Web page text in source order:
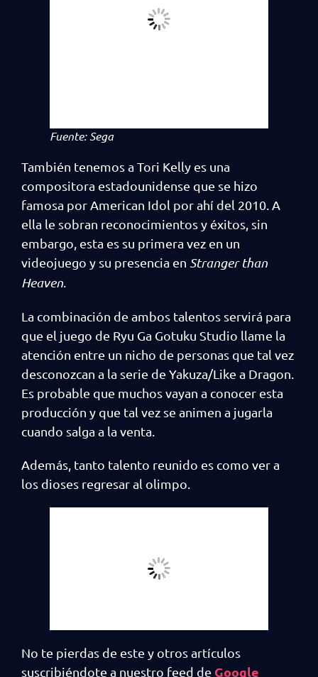
Fuente: Sega
También tenemos a Tori Kelly es una
compositora estadounidense que se hizo
famosa por American Idol por ahí del 2010. A
ella le sobran reconocimientos y éxitos, sin
embargo, esta es su primera vez en un
videojuego y su presencia en Stranger than
Heaven
La combinación de ambos talentos servirá para
que el juego de Ryu Ga Gotuku Studio llame la
atención entre un nicho de personas que tal vez
desconozcan a la serie de Yakuza/Like a Dragon.
Es probable que muchos vayan a conocer esta
producción y que tal vez se animen a jugarla
cuando salga a la venta.
Además, tanto talento reunido es como ver a
los dioses regresar al olimpo.
No te pierdas de este y otros artículos
suscribiéndote a nuestro feed de Google